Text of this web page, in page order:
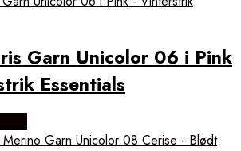
Garn Unicolor 06 i Pink
Essentials